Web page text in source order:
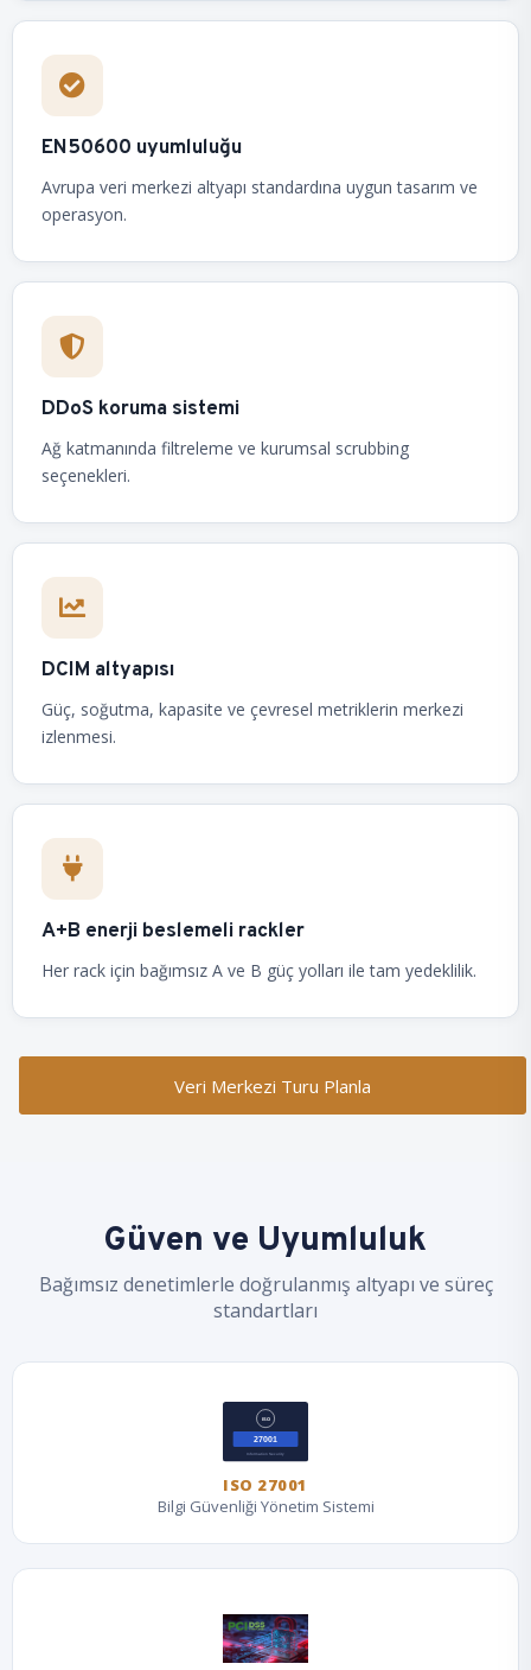
EN50600 uyumluluğu
Avrupa veri merkezi altyapı standardına uygun tasarım ve
operasyon.
DDoS koruma sistemi
Ağ katmanında filtreleme ve kurumsal scrubbing
seçenekleri.
DCIM altyapısı
Güç, soğutma, kapasite ve çevresel metriklerin merkezi
izlenmesi.
A+B enerji beslemeli rackler
Her rack için bağımsız A ve B güç yolları ile tam yedeklilik.
Veri Merkezi Turu Planla
Güven ve Uyumluluk
Bağımsız denetimlerle doğrulanmış altyapı ve süreç
standartları
ISO 27001
Bilgi Güvenliği Yönetim Sistemi